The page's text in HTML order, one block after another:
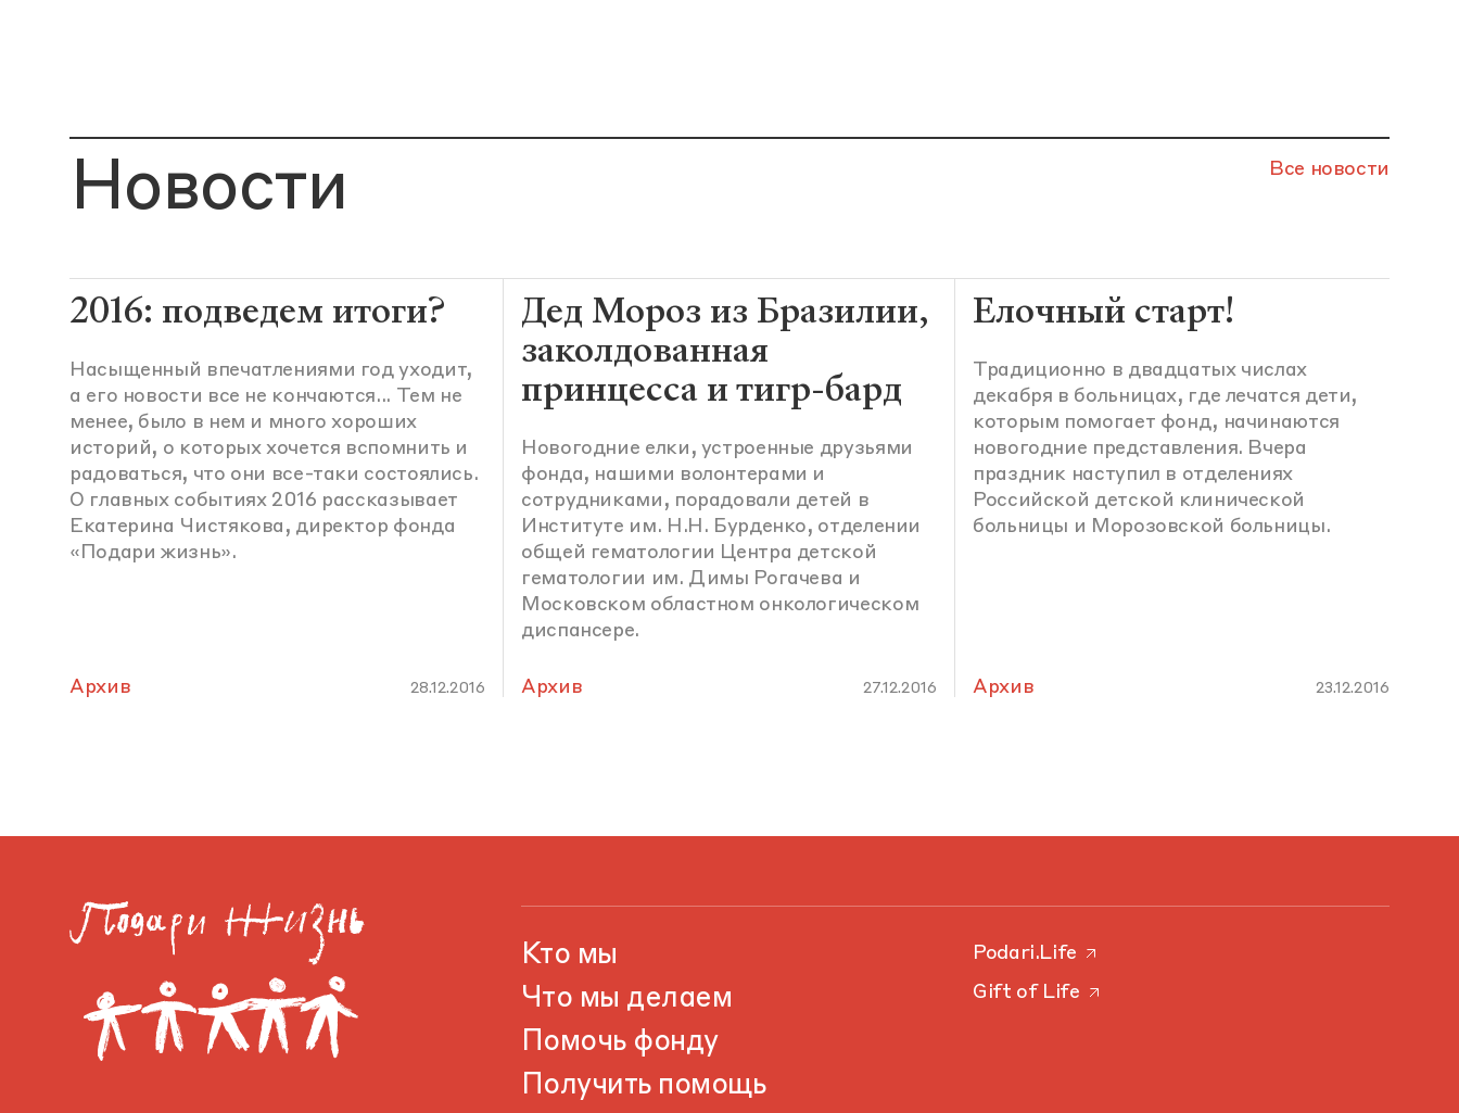
Новости Все новости
2016: подведем итоги?
Насыщенный впечатлениями год уходит,
а его новости все не кончаются... Тем не
менее, было в нем и много хороших
историй, о которых хочется вспомнить и
радоваться, что они все-таки состоялись.
О главных событиях 2016 рассказывает
Екатерина Чистякова, директор фонда
«Подари жизнь».
Архив 28.12.2016
Дед Мороз из Бразилии,
заколдованная
принцесса и тигр-бард
Новогодние елки, устроенные друзьями
фонда, нашими волонтерами и
сотрудниками, порадовали детей в
Институте им. Н.Н. Бурденко, отделении
общей гематологии Центра детской
гематологии им. Димы Рогачева и
Московском областном онкологическом
диспансере.
Архив 27.12.2016
Елочный старт!
Традиционно в двадцатых числах
декабря в больницах, где лечатся дети,
которым помогает фонд, начинаются
новогодние представления. Вчера
праздник наступил в отделениях
Российской детской клинической
больницы и Морозовской больницы.
Архив 23.12.2016
Кто мы
Что мы делаем
Помочь фонду
Получить помощь
Podari.Life
Gift of Life